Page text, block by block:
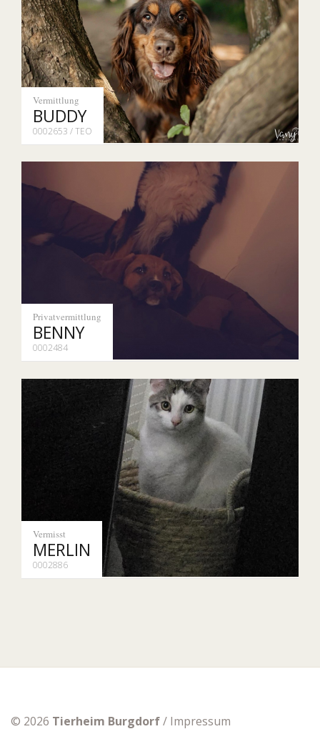
Vermittlung
BUDDY
0002653 / TEO
Privatvermittlung
BENNY
0002484
Vermisst
MERLIN
0002886
© 2026 Tierheim Burgdorf/ Impressum